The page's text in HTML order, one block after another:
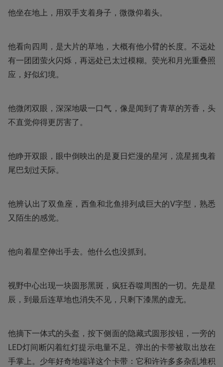
他坐在地上，用双手支着身子，微微仰着头。
他看向四周，是大片的草地，大概有他小臂的长度。不远处
有一团团萤火闪烁，再远处已太过模糊。荧光和月光重叠照
应，好似幻境。
他微闭双眼，深深地吸一口气，像是闻到了青草的芳香，头
不直觉仰得更厉害了。
他睁开双眼，眼中倒映出的是夏日烂漫的星河，流星摇曳着
尾巴划过天际。
他辨认出了双鱼座，西鱼和北鱼排列成巨大的V字型，熟悉
又陌生的感觉。
他向着星空伸出手去。他什么也没抓到。
视野中心出现一块圆形黑斑，疯狂吞噬周围的一切。先是星
辰，到最后连草地也消失不见，只剩下漆黑的虚无。
他摘下一体式的头盔，按下侧面的隐藏式圆形按钮，一旁的
LED灯间断闪着红灯提示电量不足。弹出的卡带被取出放在
手掌上。少年好奇地端详这个卡带：它和许许多多杂乱堆积